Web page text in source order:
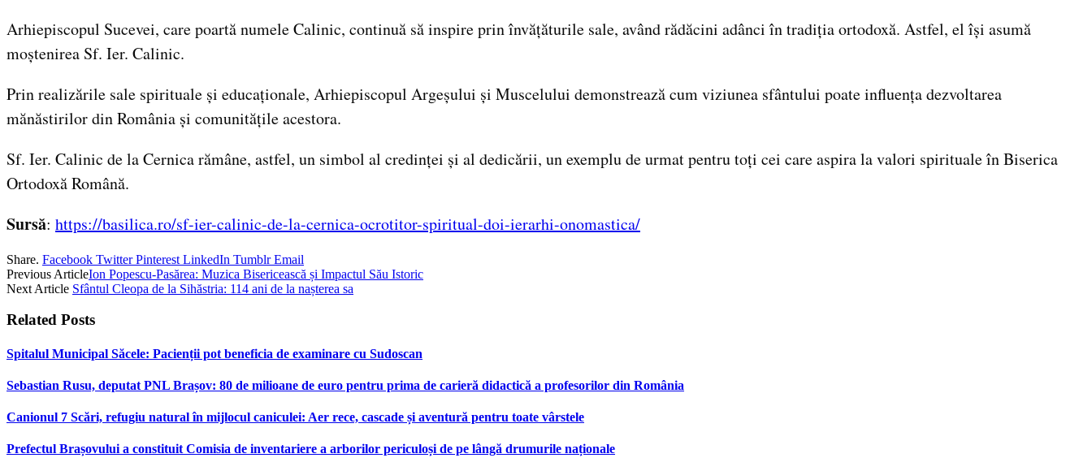
Arhiepiscopul Sucevei, care poartă numele Calinic, continuă să inspire prin învățăturile sale, având rădăcini adânci în tradiția ortodoxă. Astfel, el își asumă
moștenirea Sf. Ier. Calinic.
Prin realizările sale spirituale și educaționale, Arhiepiscopul Argeșului și Muscelului demonstrează cum viziunea sfântului poate influența dezvoltarea
mănăstirilor din România și comunitățile acestora.
Sf. Ier. Calinic de la Cernica rămâne, astfel, un simbol al credinței și al dedicării, un exemplu de urmat pentru toți cei care aspira la valori spirituale în Biserica
Ortodoxă Română.
Sursă: https://basilica.ro/sf-ier-calinic-de-la-cernica-ocrotitor-spiritual-doi-ierarhi-onomastica/
Share. Facebook Twitter Pinterest LinkedIn Tumblr Email
Previous ArticleIon Popescu-Pasărea: Muzica Bisericească și Impactul Său Istoric
Next Article Sfântul Cleopa de la Sihăstria: 114 ani de la nașterea sa
Related Posts
Spitalul Municipal Săcele: Pacienții pot beneficia de examinare cu Sudoscan
Sebastian Rusu, deputat PNL Brașov: 80 de milioane de euro pentru prima de carieră didactică a profesorilor din România
Canionul 7 Scări, refugiu natural în mijlocul caniculei: Aer rece, cascade și aventură pentru toate vârstele
Prefectul Brașovului a constituit Comisia de inventariere a arborilor periculoși de pe lângă drumurile naționale